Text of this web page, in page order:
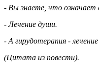
- Вы знаете, что означает
- Лечение души.
- А гирудотерапия -
(Цитата из повести).